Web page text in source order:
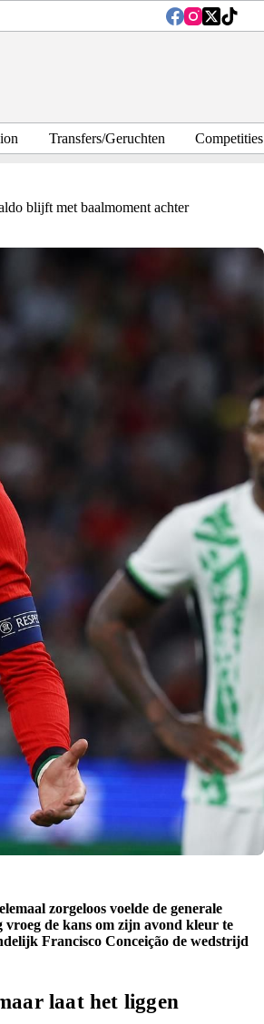
Transfers/Geruchten Competities
blijft met baalmoment achter
zorgeloos voelde de generale
de kans om zijn avond kleur te
Francisco Conceição de wedstrijd
laat het liggen